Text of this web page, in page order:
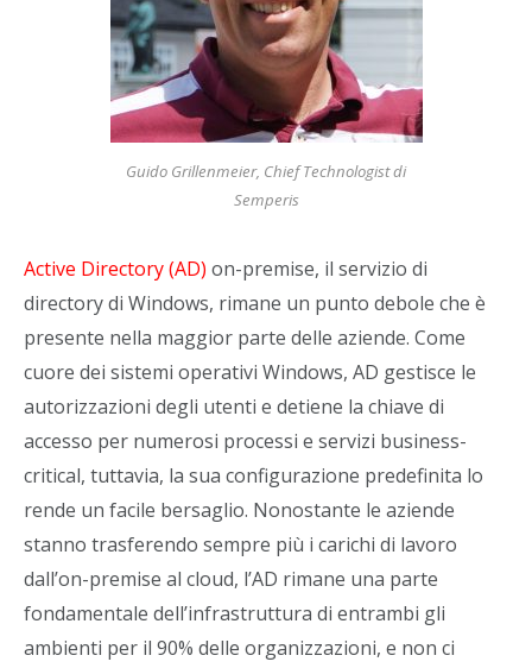
Guido Grillenmeier, Chief Technologist di
Semperis
Active Directory (AD) on-premise, il servizio di
directory di Windows, rimane un punto debole che è
presente nella maggior parte delle aziende. Come
cuore dei sistemi operativi Windows, AD gestisce le
autorizzazioni degli utenti e detiene la chiave di
accesso per numerosi processi e servizi business-
critical, tuttavia, la sua configurazione predefinita lo
rende un facile bersaglio. Nonostante le aziende
stanno trasferendo sempre più i carichi di lavoro
dall’on-premise al cloud, l’AD rimane una parte
fondamentale dell’infrastruttura di entrambi gli
ambienti per il 90% delle organizzazioni, e non ci